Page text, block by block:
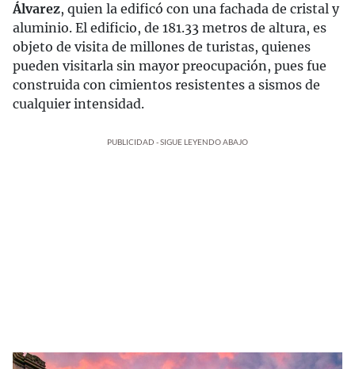
Álvarez, quien la edificó con una fachada de cristal y
aluminio. El edificio, de 181.33 metros de altura, es
objeto de visita de millones de turistas, quienes
pueden visitarla sin mayor preocupación, pues fue
construida con cimientos resistentes a sismos de
cualquier intensidad.
PUBLICIDAD - SIGUE LEYENDO ABAJO